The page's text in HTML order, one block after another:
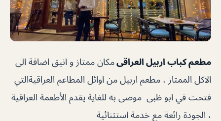
مطعم كباب اربيل العراقىمكان ممتاز و انيق اضافة الى
الاكل الممتاز ، مطعم اربيل من اوائل المطاعم العراقيةالتي
فتحت في ابو ظبى موصى به للغاية يقدم الأطعمة العراقية
، الجودة رائعة مع خدمة استثنائية